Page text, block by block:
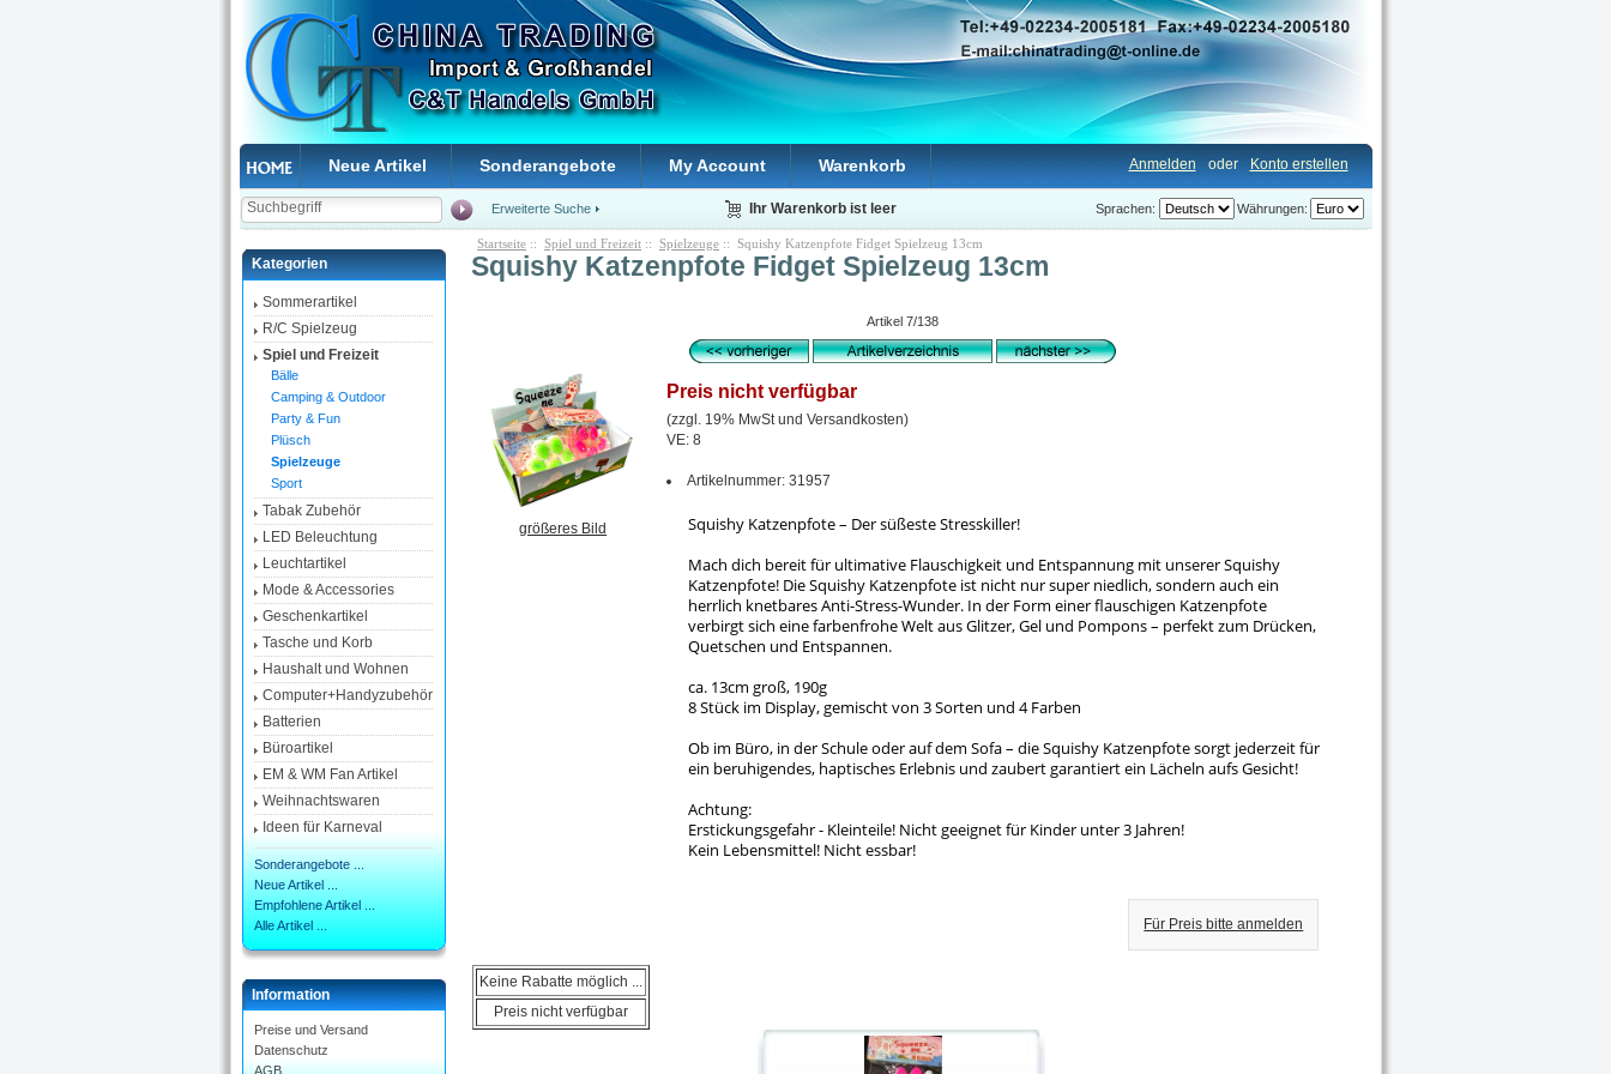
Neue Artikel Sonderangebote My Account Warenkorb Anmelden oder Konto erstellen
Erweiterte Suche Ihr Warenkorb ist leer Währungen:
Sprachen:
Kategorien
Sommerartikel
R/C Spielzeug
Spiel und Freizeit
Bälle
Camping & Outdoor
Party & Fun
Plüsch
Spielzeuge
Sport
Tabak Zubehör
LED Beleuchtung
Leuchtartikel
Mode & Accessories
Geschenkartikel
Tasche und Korb
Haushalt und Wohnen
Computer+Handyzubehör
Batterien
Büroartikel
EM & WM Fan Artikel
Weihnachtswaren
Ideen für Karneval
Sonderangebote ...
Neue Artikel ...
Empfohlene Artikel ...
Alle Artikel ...
Information
Preise und Versand
Datenschutz
AGB
Startseite :: Spiel und Freizeit :: Spielzeuge :: Squishy Katzenpfote Fidget Spielzeug 13cm
Squishy Katzenpfote Fidget Spielzeug 13cm
Artikel 7/138
größeres Bild
Preis nicht verfügbar
(zzgl. 19% MwSt und Versandkosten)
VE: 8
Artikelnummer: 31957
Squishy Katzenpfote – Der süßeste Stresskiller!
Mach dich bereit für ultimative Flauschigkeit und Entspannung mit unserer Squishy
Katzenpfote! Die Squishy Katzenpfote ist nicht nur super niedlich, sondern auch ein
herrlich knetbares Anti-Stress-Wunder. In der Form einer flauschigen Katzenpfote
verbirgt sich eine farbenfrohe Welt aus Glitzer, Gel und Pompons – perfekt zum Drücken,
Quetschen und Entspannen.
ca. 13cm groß, 190g
8 Stück im Display, gemischt von 3 Sorten und 4 Farben
Ob im Büro, in der Schule oder auf dem Sofa – die Squishy Katzenpfote sorgt jederzeit für
ein beruhigendes, haptisches Erlebnis und zaubert garantiert ein Lächeln aufs Gesicht!
Achtung:
Erstickungsgefahr - Kleinteile! Nicht geeignet für Kinder unter 3 Jahren!
Kein Lebensmittel! Nicht essbar!
Für Preis bitte anmelden
Keine Rabatte möglich ...
Preis nicht verfügbar